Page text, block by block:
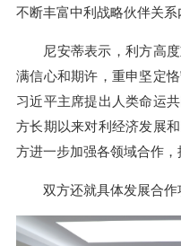
不断丰富中利战略伙伴关系
尼安蒂表示，利方高度
满信心和期许，重申坚定
习近平主席提出人类命运
方长期以来对利经济发展
方进一步加强各领域合作，
双方还就具体发展合作